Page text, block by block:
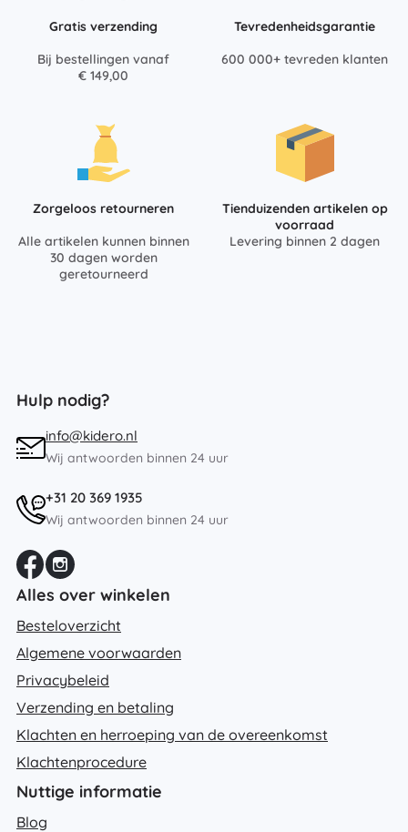
Gratis verzending
Bij bestellingen vanaf
€ 149,00
Tevredenheidsgarantie
600 000+ tevreden klanten
Zorgeloos retourneren
Alle artikelen kunnen binnen
30 dagen worden
geretourneerd
Tienduizenden artikelen op
voorraad
Levering binnen 2 dagen
Hulp nodig?
info@kidero.nl
Wij antwoorden binnen 24 uur
+31 20 369 1935
Wij antwoorden binnen 24 uur
Alles over winkelen
Besteloverzicht
Algemene voorwaarden
Privacybeleid
Verzending en betaling
Klachten en herroeping van de overeenkomst
Klachtenprocedure
Nuttige informatie
Blog